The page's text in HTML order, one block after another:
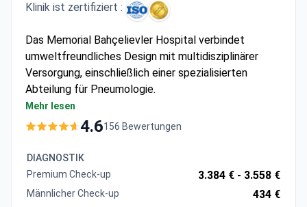
Klinik ist zertifiziert :
Das Memorial Bahçelievler Hospital verbindet
umweltfreundliches Design mit multidisziplinärer
Versorgung, einschließlich einer spezialisierten
Abteilung für Pneumologie.
Grünflächen unterstützen die Genesung und den
Komfort der Patienten während der
Der multidisziplinäre Ansatz ermöglicht eine
koordinierte Versorgung mit anderen Fachgebieten
Die Einrichtung verfügt über moderne
Mehr lesen
4.6156 Bewertungen
DIAGNOSTIK
Premium Check-up
3.384 € - 3.558 €
Männlicher Check-up 434 €